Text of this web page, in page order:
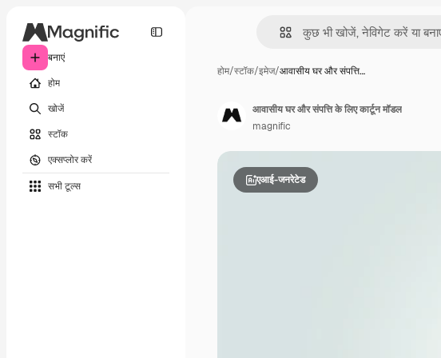
बनाएं
होम
खोजें
स्टॉक
एक्सप्लोर करें
सभी टूल्‍स
होम/स्टॉक/इमेज/आवासीय घर और संपत्ति…
एआई-जनरेटेड
आवासीय घर और संपत्ति के लिए कार्टून मॉडल
magnific